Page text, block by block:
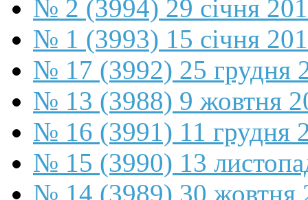
№ 2 (3994) 29 січня
№ 1 (3993) 15 січня
№ 17 (3992) 25 грудня
№ 13 (3988) 9 жовтня
№ 16 (3991) 11 грудня
№ 15 (3990) 13
№ 14 (3989) 30 жовтня